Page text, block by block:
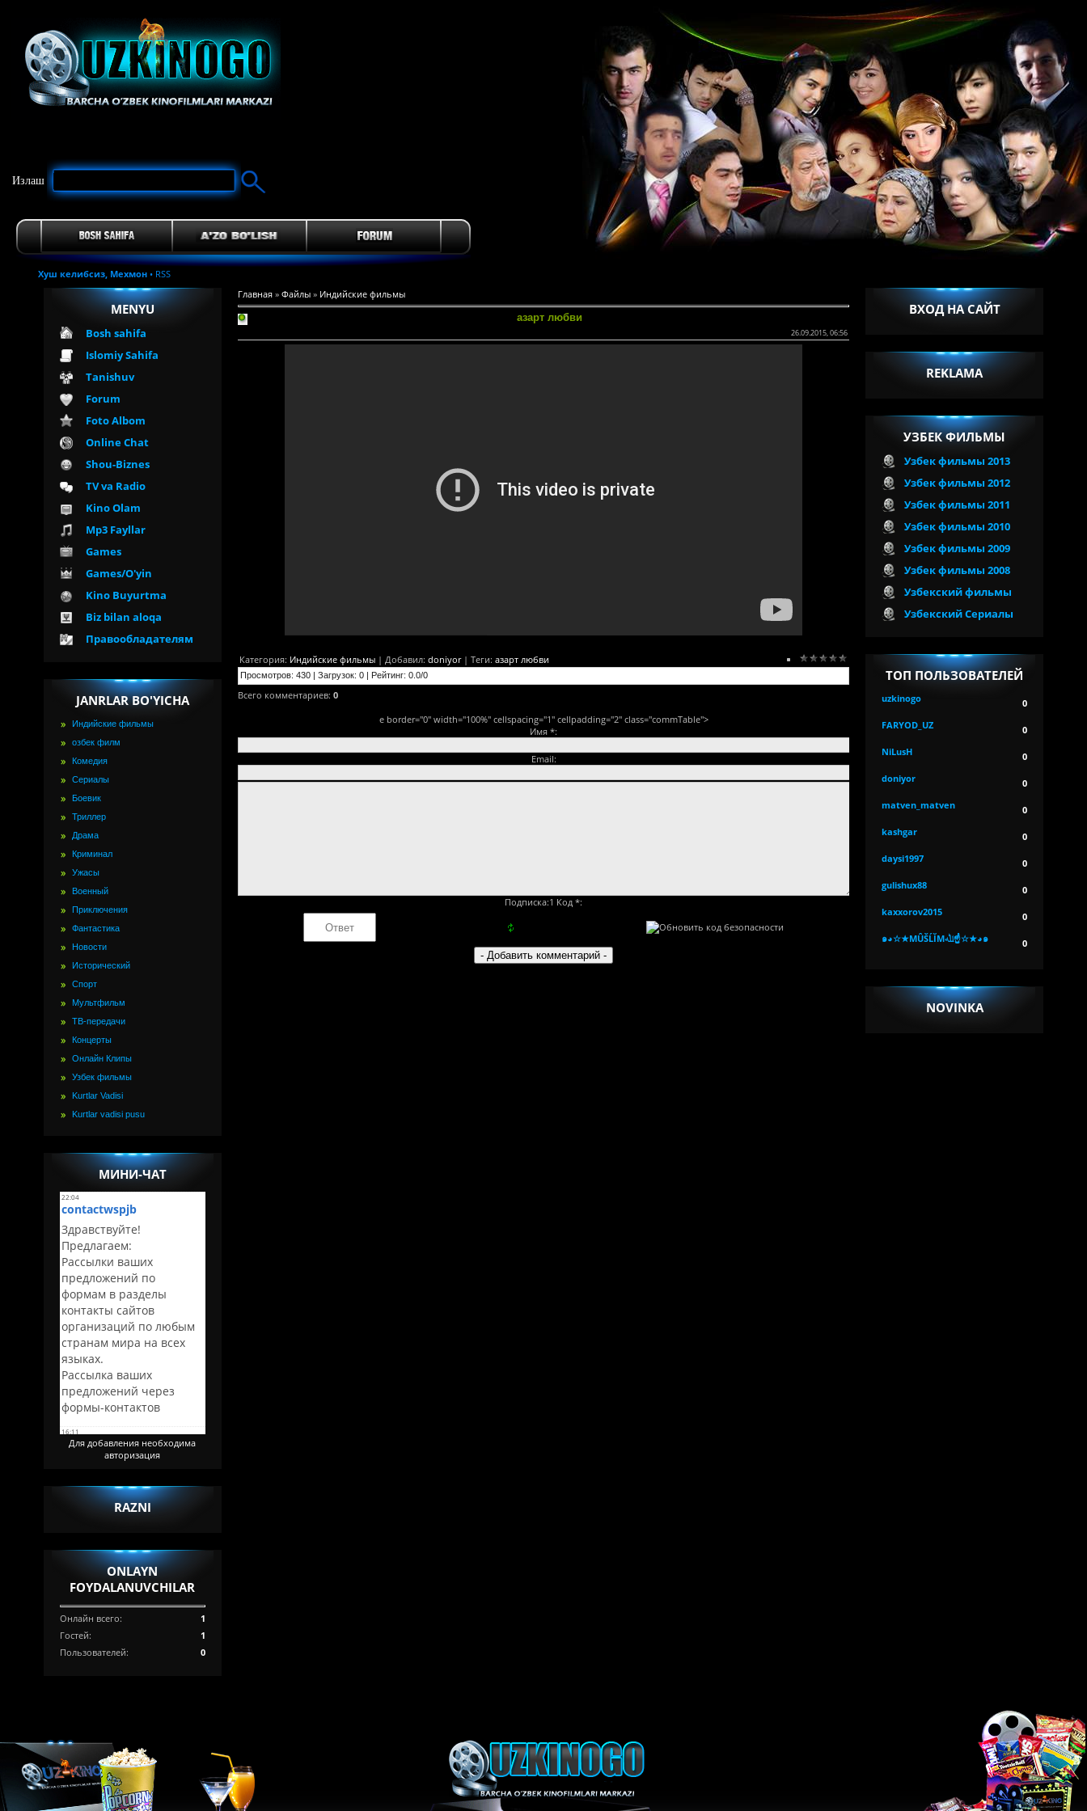
Излаш
Хуш келибсиз, Мехмон • RSS
MENYU
Bosh sahifa
Islomiy Sahifa
Tanishuv
Forum
Foto Albom
Online Chat
Shou-Biznes
TV va Radio
Kino Olam
Mp3 Fayllar
Games
Games/O'yin
Kino Buyurtma
Biz bilan aloqa
Правообладателям
JANRLAR BO'YICHA
Индийские фильмы
озбек филм
Комедия
Сериалы
Боевик
Триллер
Драма
Криминал
Ужасы
Военный
Приключения
Фантастика
Новости
Исторический
Спорт
Мультфильм
ТВ-передачи
Концерты
Онлайн Клипы
Узбек фильмы
Kurtlar Vadisi
Kurtlar vadisi pusu
МИНИ-ЧАТ
Для добавления необходима
авторизация
RAZNI
ONLAYN
FOYDALANUVCHILAR
Онлайн всего:
1
Гостей:
1
Пользователей:
0
ВХОД НА САЙТ
REKLAMA
УЗБЕК ФИЛЬМЫ
Узбек фильмы 2013
Узбек фильмы 2012
Узбек фильмы 2011
Узбек фильмы 2010
Узбек фильмы 2009
Узбек фильмы 2008
Узбекский фильмы
Узбекский Сериалы
ТОП ПОЛЬЗОВАТЕЛЕЙ
uzkinogo
0
FARYOD_UZ
0
NiLusH
0
doniyor
0
matven_matven
0
kashgar
0
daysi1997
0
gulishux88
0
kaxxorov2015
0
๑◕☆★MÛŠĹĬМﷲ☝☆★◕๑
0
NOVINKA
Главная » Файлы » Индийские фильмы
азарт любви
26.09.2015, 06:56
Категория: Индийские фильмы | Добавил: doniyor | Теги: азарт любви
Просмотров: 430 | Загрузок: 0 | Рейтинг: 0.0/0
Всего комментариев: 0
e border="0" width="100%" cellspacing="1" cellpadding="2" class="commTable">
Имя *:
Email:
Подписка:1 Код *: